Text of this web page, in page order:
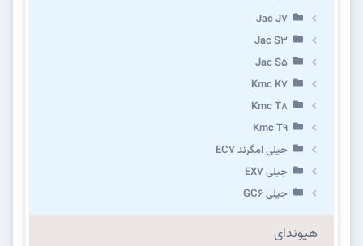
Jac J7
Jac S3
Jac S5
Kmc K7
Kmc T8
Kmc T9
جیلی امگرند EC7
جیلی EX7
جیلی GC6
هیوندای